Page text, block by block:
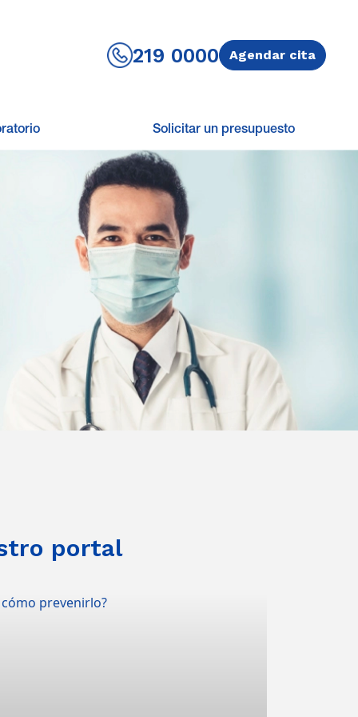
219 0000 Agendar cita
Solicitar un presupuesto
portal